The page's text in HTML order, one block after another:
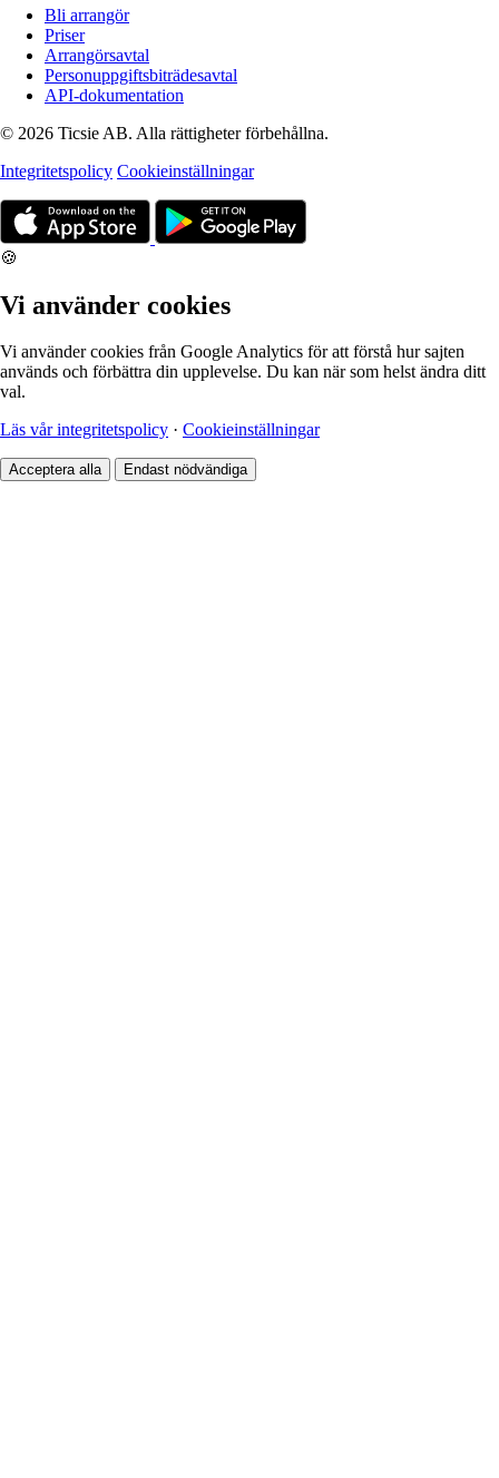
Bli arrangör
Priser
Arrangörsavtal
Personuppgiftsbiträdesavtal
API-dokumentation
© 2026 Ticsie AB. Alla rättigheter förbehållna.
Integritetspolicy Cookieinställningar
🍪
Vi använder cookies
Vi använder cookies från Google Analytics för att förstå hur sajten
används och förbättra din upplevelse. Du kan när som helst ändra ditt
val.
Läs vår integritetspolicy · Cookieinställningar
Acceptera alla Endast nödvändiga